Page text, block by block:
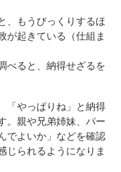
、もうびっくりするほ
が起きている（仕組ま
べると、納得せざるを
「やっぱりね」と納得
。親や兄弟姉妹、パー
でよいか」などを確認
じられるようになりま